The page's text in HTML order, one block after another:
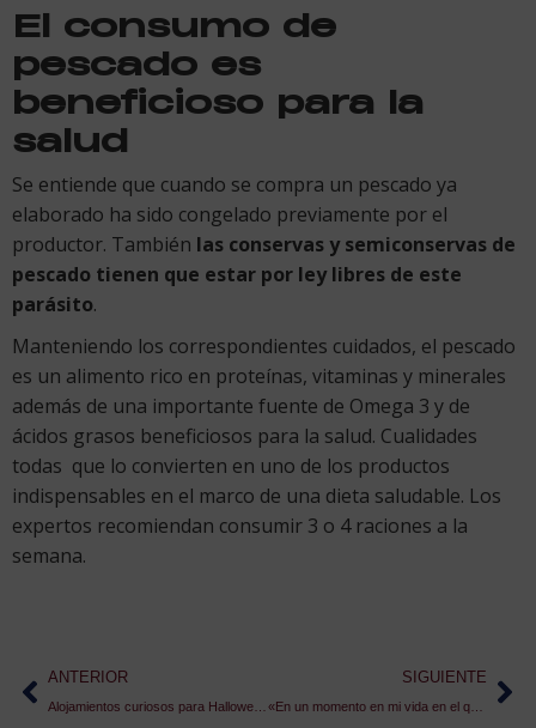
El consumo de
pescado es
beneficioso para la
salud
Se entiende que cuando se compra un pescado ya
elaborado ha sido congelado previamente por el
productor. También las conservas y semiconservas de
pescado tienen que estar por ley libres de este
parásito.
Manteniendo los correspondientes cuidados, el pescado
es un alimento rico en proteínas, vitaminas y minerales
además de una importante fuente de Omega 3 y de
ácidos grasos beneficiosos para la salud. Cualidades
todas que lo convierten en uno de los productos
indispensables en el marco de una dieta saludable. Los
expertos recomiendan consumir 3 o 4 raciones a la
semana.
ANTERIOR SIGUIENTE
«En un momento en mi vida en el que tuve que tomar decisiones importantes vi que a través de la pastelería podía labrarme un futuro profesional» Aurora Murillo